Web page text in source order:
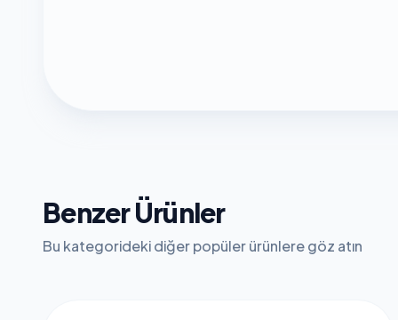
Benzer Ürünler
Bu kategorideki diğer popüler ürünlere göz atın